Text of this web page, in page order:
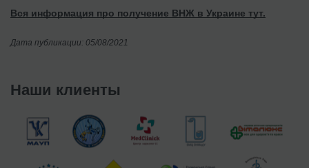
Вся информация про получение ВНЖ в Украине тут.
Дата публикации: 05/08/2021
Наши клиенты